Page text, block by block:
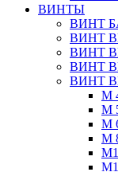
ВИНТЫ
ВИНТ
ВИНТ
ВИНТ
ВИНТ
ВИНТ
М
М
М
М